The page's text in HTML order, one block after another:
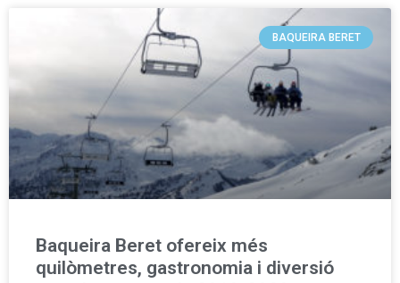
BAQUEIRA BERET
Baqueira Beret ofereix més
quilòmetres, gastronomia i diversió